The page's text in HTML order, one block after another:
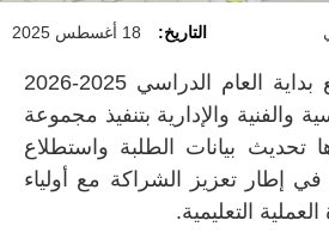
التاريخ: 18 أغسطس 2025
استهلت المدارس مع بداية العام الدراسي 2025-2026
والفنية والإدارية بتنفيذ مجموعة
تحديث بيانات الطلبة واستطلاع
إطار تعزيز الشراكة مع أولياء
التعليمية.